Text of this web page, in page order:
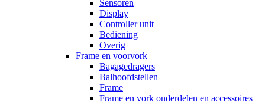
Sensoren
Display
Controller unit
Bediening
Overig
Frame en voorvork
Bagagedragers
Balhoofdstellen
Frame
Frame en vork onderdelen en accessoires